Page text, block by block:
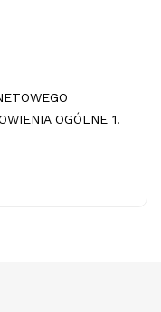
OGÓLNE 1.